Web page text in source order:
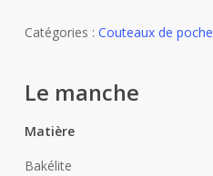
Catégories : Couteaux de poche
Le manche
Matière
Bakélite